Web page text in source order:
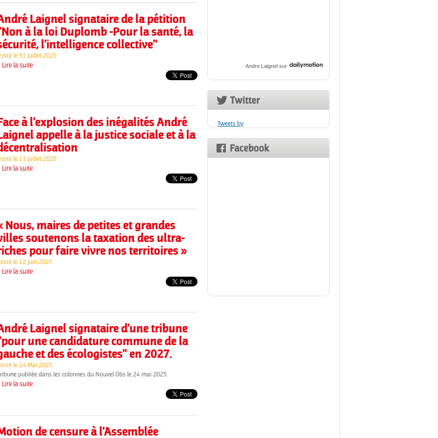
Laignel signataire de la pétition
à la loi Duplomb -Pour la santé, la
l'intelligence collective"
le 31 Juillet 2025
Lire la suite
à l'explosion des inégalités André
appelle à la justice sociale et à la
le 11 Juillet 2025
Lire la suite
Nous, maires de petites et grandes
soutenons la taxation des ultra-
pour faire vivre nos territoires »
le 12 Juin 2025
Lire la suite
Laignel signataire d'une tribune
une candidature commune de la
et des écologistes" en 2027.
le24 Mai 2025
publiée dans les colonnes du Nouvel Obs le 24 mai 2025.
Lire la suite
de censure à l'Assemblée
Andre Laignel sur
Tweets by